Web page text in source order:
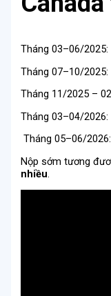
Tháng 03–06/2025:
Tháng 07–10/
Tháng 11/2025 –
Tháng 03–04/
Tháng 05–06/
Nộp sớm tương
nhiều.